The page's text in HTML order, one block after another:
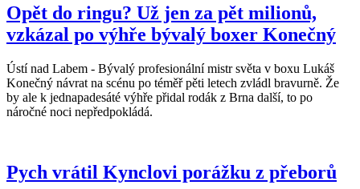
Opět do ringu? Už jen za pět milionů,
vzkázal po výhře bývalý boxer Konečný
Ústí nad Labem - Bývalý profesionální mistr světa v boxu Lukáš
Konečný návrat na scénu po téměř pěti letech zvládl bravurně. Že
by ale k jednapadesáté výhře přidal rodák z Brna další, to po
náročné noci nepředpokládá.
Pych vrátil Kynclovi porážku z přeborů